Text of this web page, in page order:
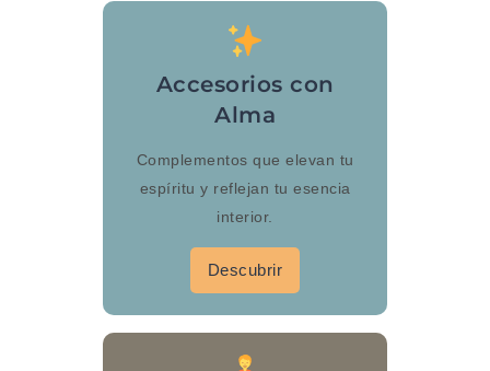
Accesorios con
Alma
Complementos que elevan tu
espíritu y reflejan tu esencia
interior.
Descubrir